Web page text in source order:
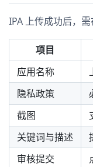
IPA 上传成功后，
项目
应用名称
隐私政策
截图
关键词与描述
审核提交